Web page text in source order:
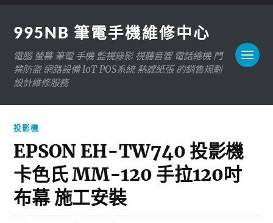
995NB 筆電手機維修中心
電腦 螢幕 筆電 手機 監視錄影 視聽音響 電話總機 門
禁防盜 網路設備 IoT POS系統 熱感紙張 的銷售規劃
設計維修服務
投影機
EPSON EH-TW740 投影機
卡色氏 MM-120 手拉120吋
布幕 施工安裝